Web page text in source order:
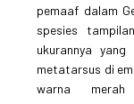
pemaaf dalam
spesies
ukurannya
metatarsus di
warna